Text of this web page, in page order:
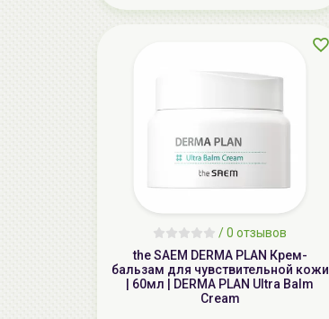
/0 отзывов
the SAEM DERMA PLAN Крем-
бальзам для чувствительной кожи
| 60мл | DERMA PLAN Ultra Balm
Cream